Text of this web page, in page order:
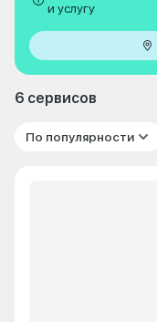
и услугу
6 сервисов
По популярности